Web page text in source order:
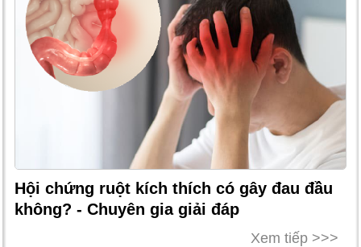
Hội chứng ruột kích thích có gây đau đầu
không? - Chuyên gia giải đáp
Xem tiếp >>>